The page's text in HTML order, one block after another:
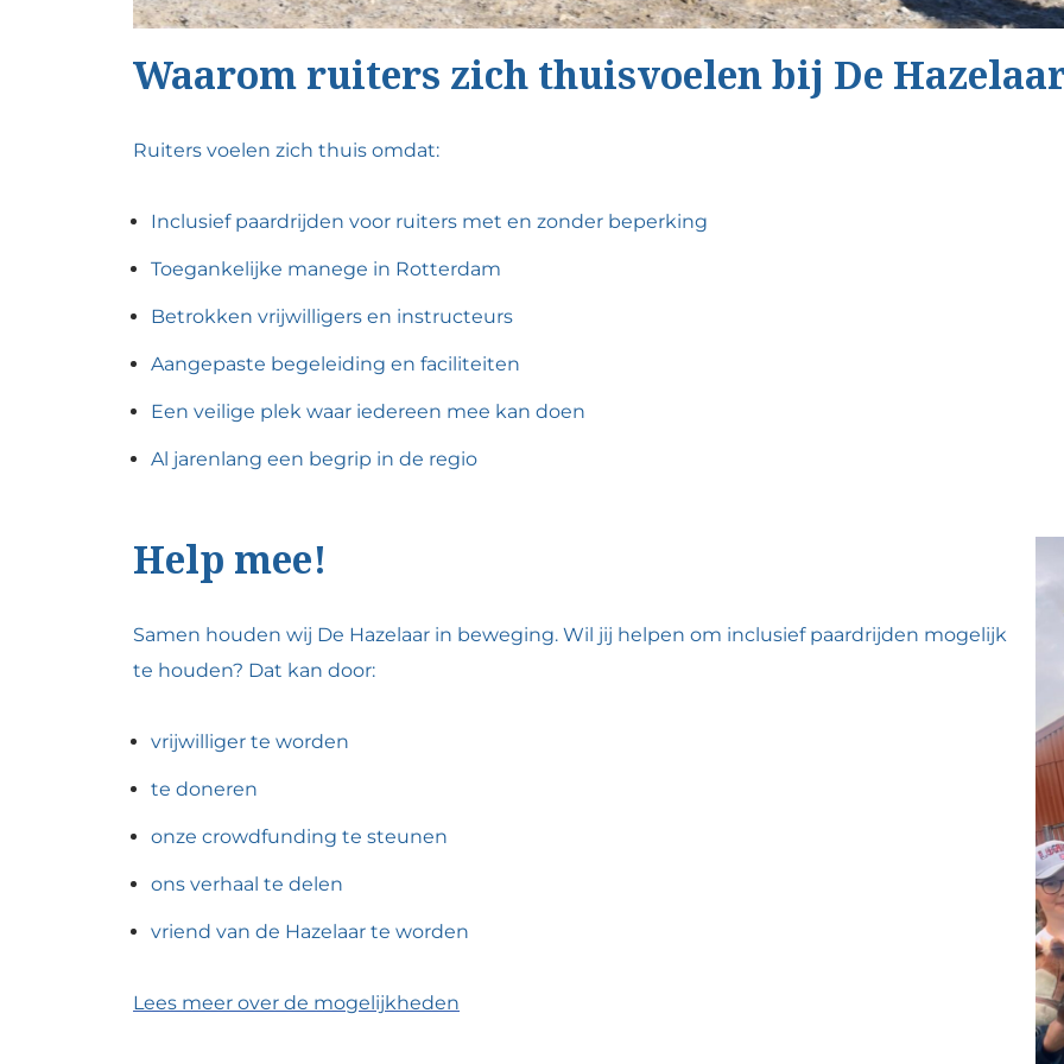
Waarom ruiters zich thuisvoelen bij De
Ruiters voelen zich thuis omdat:
Inclusief paardrijden voor ruiters met en zonder beperking
Toegankelijke manege in Rotterdam
Betrokken vrijwilligers en instructeurs
Aangepaste begeleiding en faciliteiten
Een veilige plek waar iedereen mee kan doen
Al jarenlang een begrip in de regio
Help mee!
Samen houden wij De Hazelaar in beweging. Wil jij helpen om inclusief paardrijden mogelijk
te houden? Dat kan door:
vrijwilliger te worden
te doneren
onze crowdfunding te steunen
ons verhaal te delen
vriend van de Hazelaar te worden
Lees meer over de mogelijkheden